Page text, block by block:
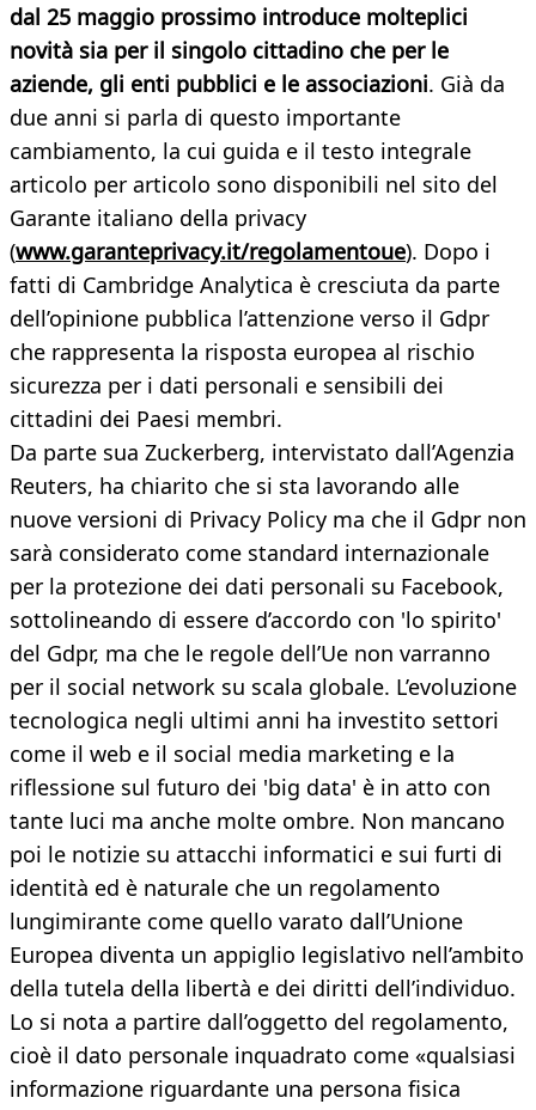
dal 25 maggio prossimo introduce molteplici
novità sia per il singolo cittadino che per le
aziende, gli enti pubblici e le associazioni. Già da
due anni si parla di questo importante
cambiamento, la cui guida e il testo integrale
articolo per articolo sono disponibili nel sito del
Garante italiano della privacy
(www.garanteprivacy.it/regolamentoue). Dopo i
fatti di Cambridge Analytica è cresciuta da parte
dell’opinione pubblica l’attenzione verso il Gdpr
che rappresenta la risposta europea al rischio
sicurezza per i dati personali e sensibili dei
cittadini dei Paesi membri.
Da parte sua Zuckerberg, intervistato dall’Agenzia
Reuters, ha chiarito che si sta lavorando alle
nuove versioni di Privacy Policy ma che il Gdpr non
sarà considerato come standard internazionale
per la protezione dei dati personali su Facebook,
sottolineando di essere d’accordo con 'lo spirito'
del Gdpr, ma che le regole dell’Ue non varranno
per il social network su scala globale. L’evoluzione
tecnologica negli ultimi anni ha investito settori
come il web e il social media marketing e la
riflessione sul futuro dei 'big data' è in atto con
tante luci ma anche molte ombre. Non mancano
poi le notizie su attacchi informatici e sui furti di
identità ed è naturale che un regolamento
lungimirante come quello varato dall’Unione
Europea diventa un appiglio legislativo nell’ambito
della tutela della libertà e dei diritti dell’individuo.
Lo si nota a partire dall’oggetto del regolamento,
cioè il dato personale inquadrato come «qualsiasi
informazione riguardante una persona fisica